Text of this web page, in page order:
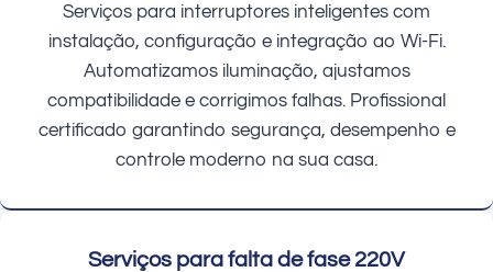
Serviços para interruptores inteligentes com
instalação, configuração e integração ao Wi-Fi.
Automatizamos iluminação, ajustamos
compatibilidade e corrigimos falhas. Profissional
certificado garantindo segurança, desempenho e
controle moderno na sua casa.
Serviços para falta de fase 220V